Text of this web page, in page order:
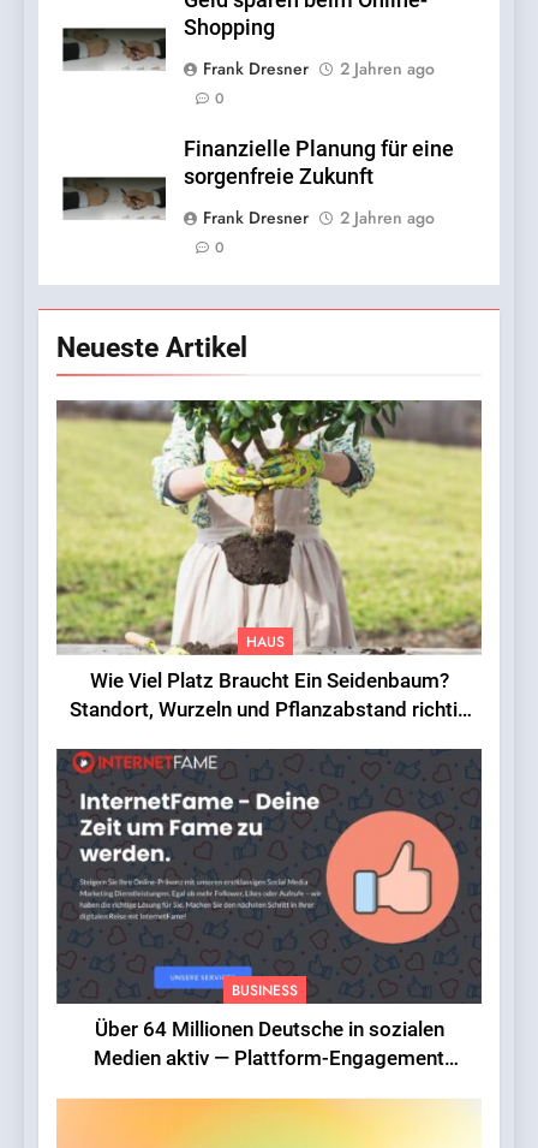
Shopping
Frank Dresner
2 Jahren ago
0
Finanzielle Planung für eine
sorgenfreie Zukunft
Frank Dresner
2 Jahren ago
0
Neueste Artikel
HAUS
Wie Viel Platz Braucht Ein Seidenbaum?
Standort, Wurzeln und Pflanzabstand richtig
BUSINESS
Über 64 Millionen Deutsche in sozialen
Medien aktiv — Plattform-Engagement